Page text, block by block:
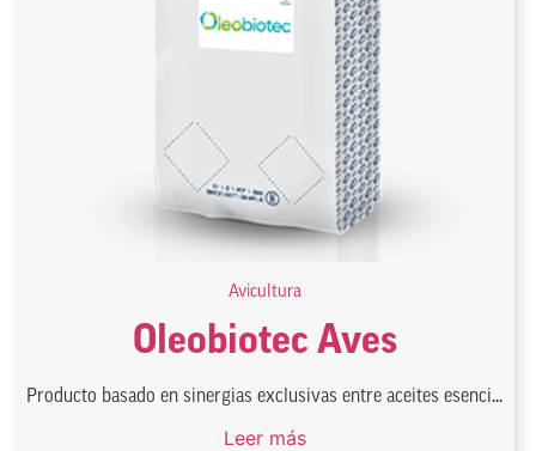
Avicultura
Oleobiotec Aves
Producto basado en sinergias exclusivas entre aceites esenci...
Leer más